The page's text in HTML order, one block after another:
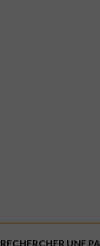
RECHERCHER UNE